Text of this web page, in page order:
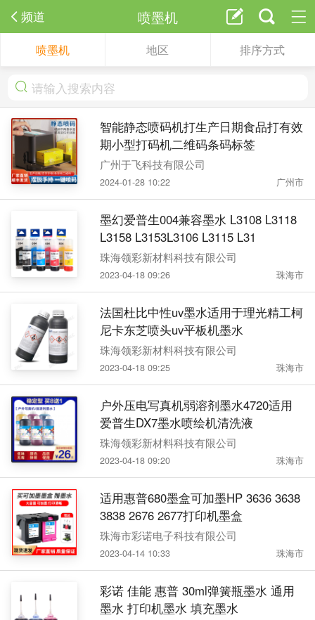
频道 喷墨机
喷墨机 地区 排序方式
智能静态喷码机打生产日期食品打有效
期小型打码机二维码条码标签
广州于飞科技有限公司
2024-01-28 10:22 广州市
墨幻爱普生004兼容墨水 L3108 L3118
L3158 L3153L3106 L3115 L31
珠海领彩新材料科技有限公司
2023-04-18 09:26 珠海市
法国杜比中性uv墨水适用于理光精工柯
尼卡东芝喷头uv平板机墨水
珠海领彩新材料科技有限公司
2023-04-18 09:25 珠海市
户外压电写真机弱溶剂墨水4720适用
爱普生DX7墨水喷绘机清洗液
珠海领彩新材料科技有限公司
2023-04-18 09:20 珠海市
适用惠普680墨盒可加墨HP 3636 3638
3838 2676 2677打印机墨盒
珠海市彩诺电子科技有限公司
2023-04-14 10:33 珠海市
彩诺 佳能 惠普 30ml弹簧瓶墨水 通用
墨水 打印机墨水 填充墨水